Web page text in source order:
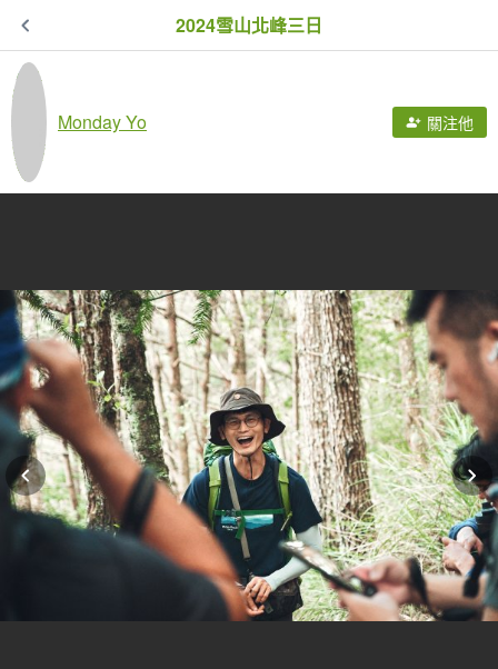
2024雪山北峰三日
Monday Yo 關注他